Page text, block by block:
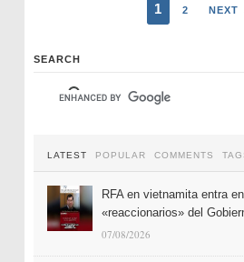
1 2 NEXT
SEARCH
LATEST POPULAR COMMENTS
RFA en vietnamita entra
«reaccionarios» del
07/08/2026